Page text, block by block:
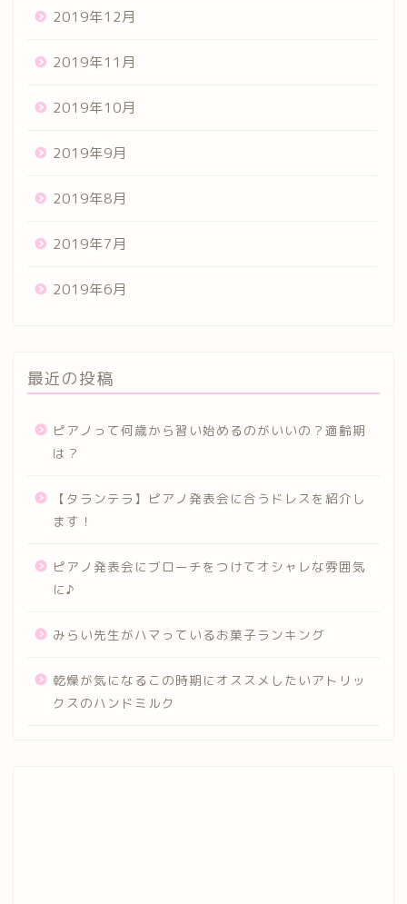
2019年12月
2019年11月
2019年10月
2019年9月
2019年8月
2019年7月
2019年6月
最近の投稿
ピアノって何歳から習い始めるのがいいの？適齢期
は？
【タランテラ】ピアノ発表会に合うドレスを紹介し
ます！
ピアノ発表会にブローチをつけてオシャレな雰囲気
に♪
みらい先生がハマっているお菓子ランキング
乾燥が気になるこの時期にオススメしたいアトリッ
クスのハンドミルク